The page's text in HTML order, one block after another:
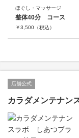
ほぐし・マッサージ
整体40分 コース
￥3,500 （税込）
店舗公式
カラダメンテナン